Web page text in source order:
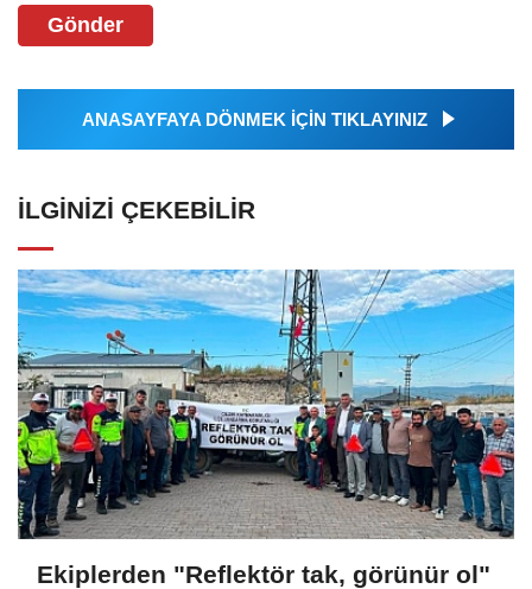
Gönder
ANASAYFAYA DÖNMEK İÇİN TIKLAYINIZ
İLGINIZI ÇEKEBILIR
Ekiplerden "Reflektör tak, görünür ol"